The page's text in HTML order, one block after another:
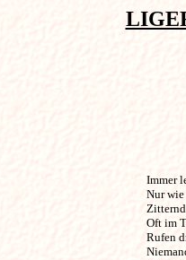
Nur
Oft im
Rufen